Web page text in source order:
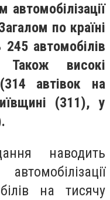
по країні
автомобілів
високі
автівок на
(311), у
наводить
на тисячу